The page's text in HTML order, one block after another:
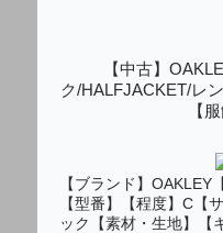
【中古】
ク/HALFJACKET/レ
【
【ブランド】
【型番】【程度】C【
ック【素材・生地】